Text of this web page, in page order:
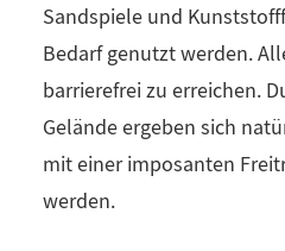
Sandspiele und
Bedarf genutzt werden.
barrierefrei zu erreichen.
Gelände ergeben sich
mit einer imposanten
werden.